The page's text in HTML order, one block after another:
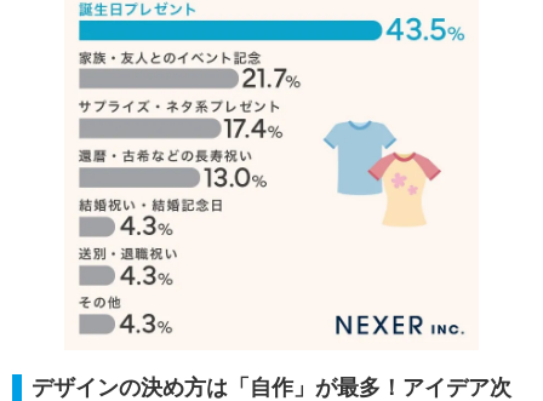
デザインの決め方は「自作」が最多！アイデア次